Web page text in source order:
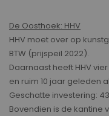
De Oosthoek: HHV
HHV moet over op
BTW (prijspeil 2022).
Daarnaast heeft HHV
en ruim 10 jaar geleden
Geschatte investering:
Bovendien is de kantine